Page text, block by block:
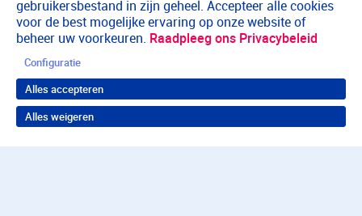
gebruikersbestand in zijn geheel. Accepteer alle cookies
voor de best mogelijke ervaring op onze website of
beheer uw voorkeuren. Raadpleeg ons Privacybeleid
Configuratie
Alles accepteren
Alles weigeren